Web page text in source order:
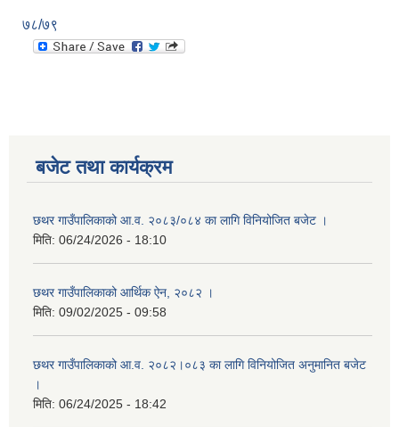
७८/७९
बजेट तथा कार्यक्रम
छथर गाउँपालिकाको आ.व. २०८३/०८४ का लागि विनियोजित बजेट ।
मिति: 06/24/2026 - 18:10
छथर गाउँपालिकाको आर्थिक ऐन, २०८२ ।
मिति: 09/02/2025 - 09:58
छथर गाउँपालिकाको आ.व. २०८२।०८३ का लागि विनियोजित अनुमानित बजेट
।
मिति: 06/24/2025 - 18:42